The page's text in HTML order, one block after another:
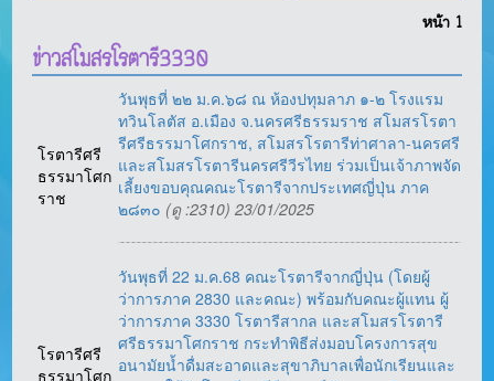
หน้า 1
ข่าวสโมสรโรตารี3330
โรตารีศรี
ธรรมาโศก
ราช
วันพุธที่ ๒๒ ม.ค.๖๘ ณ ห้องปทุมลาภ ๑-๒ โรงแรม
ทวินโลตัส อ.เมือง จ.นครศรีธรรมราช สโมสรโรตา
รีศรีธรรมาโศกราช, สโมสรโรตารีท่าศาลา-นครศรี
และสโมสรโรตารีนครศรีวีรไทย ร่วมเป็นเจ้าภาพจัด
เลี้ยงขอบคุณคณะโรตารีจากประเทศญี่ปุ่น ภาค
๒๘๓๐ (ดู :2310) 23/01/2025
โรตารีศรี
ธรรมาโศก
วันพุธที่ 22 ม.ค.68 คณะโรตารีจากญี่ปุ่น (โดยผู้
ว่าการภาค 2830 และคณะ) พร้อมกับคณะผู้แทน ผู้
ว่าการภาค 3330 โรตารีสากล และสโมสรโรตารี
ศรีธรรมาโศกราช กระทำพิธีส่งมอบโครงการสุข
อนามัยน้ำดื่มสะอาดและสุขาภิบาลเพื่อนักเรียนและ